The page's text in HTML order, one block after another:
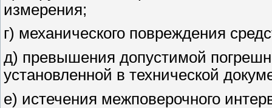
измерения;
г) механического повреждения
д) превышения допустимой
установленной в технической
е) истечения межповерочного